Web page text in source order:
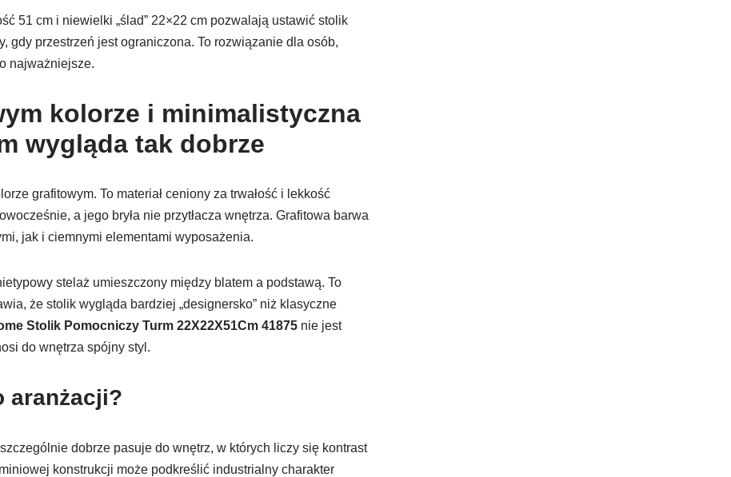
51 cm i niewielki „ślad” 22×22 cm pozwalają ustawić stolik
gdy przestrzeń jest ograniczona. To rozwiązanie dla osób,
najważniejsze.
kolorze i minimalistyczna
wygląda tak dobrze
grafitowym. To materiał ceniony za trwałość i lekkość
a jego bryła nie przytłacza wnętrza. Grafitowa barwa
jak i ciemnymi elementami wyposażenia.
stelaż umieszczony między blatem a podstawą. To
że stolik wygląda bardziej „designersko” niż klasyczne
Stolik Pomocniczy Turm 22X22X51Cm 41875 nie jest
do wnętrza spójny styl.
aranżacji?
dobrze pasuje do wnętrz, w których liczy się kontrast
konstrukcji może podkreślić industrialny charakter